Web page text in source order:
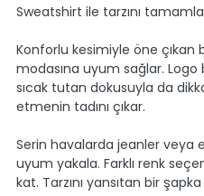
Sweatshirt ile tarzını
Konforlu kesimiyle öne çıkan
modasına uyum sağlar. Logo
sıcak tutan dokusuyla da
etmenin tadını çıkar.
Serin havalarda jeanler
uyum yakala. Farklı renk
kat. Tarzını yansıtan bir